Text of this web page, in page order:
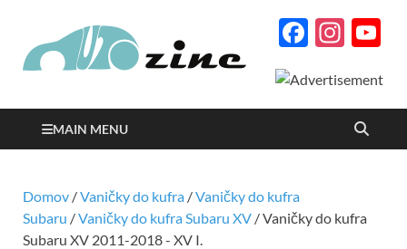
Autozine
motorizme s množstvom
reportáží
MAIN MENU
Domov /Vaničky do kufra /Vaničky do kufra
Subaru /Vaničky do kufra Subaru XV / Vaničky do kufra
Subaru XV 2011-2018 - XV I.